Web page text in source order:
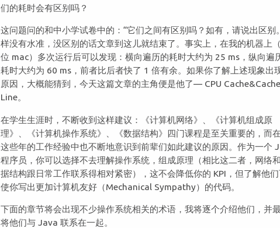
们的耗时会有区别吗？
这问题问的和中小学试卷中的：“它们之间有区别吗？如有，请说出区别
样没有水准，没区别的话文章到这儿就结束了。事实上，在我的机器上
位 mac）多次运行后可以发现：横向遍历的耗时大约为 25 ms，纵向遍
耗时大约为 60 ms，前者比后者快了 1 倍有余。如果你了解上述现象出
原因，大概能猜到，今天这篇文章的主角便是他了— CPU
Line。
在学生生涯时，不断收到这样建议：《计算机网络》、《计算机组成原
理》、《计算机操作系统》、《数据结构》四门课程是至关重要的，而
这些年的工作经验中也不断地意识到前辈们如此建议的原因。作为一个
程序员，你可以选择不去理解操作系统，组成原理（相比这二者，网络
据结构跟日常工作联系得相对紧密），这不会降低你的 KPI，但了解他
使你写出更加计算机友好（Mechanical Sympathy）的代码。
下面的章节将会出现不少操作系统相关的术语，我将逐个介绍他们，并
将他们与 Java 联系在一起。